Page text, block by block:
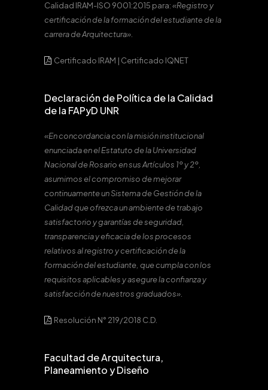
Calidad IRAM-ISO 9001:2015 para:«Registro y
certificación de la formación del estudiante de la
carrera de Arquitectura».
Certificado IRAM | Certificado IQNET
Declaración de Política de la Calidad
de la FAPyD UNR
«En concordancia con la misión institucional
enunciada en el Estatuto de la Universidad
Nacional de Rosario en sus Artículos 1º y 2º,
asumimos el compromiso de mejorar
continuamente un Sistema de Gestión de la
Calidad que ofrezca un ambiente de trabajo
satisfactorio y garantías de seguridad,
transparencia y eficacia de los procesos
relativos al registro y certificación de la
formación del estudiante, que cumpla con los
requisitos aplicables y asegure la confianza y
satisfacción de nuestros graduados».
Resolución N° 219/2018 C.D.
Facultad de Arquitectura,
Planeamiento y Diseño